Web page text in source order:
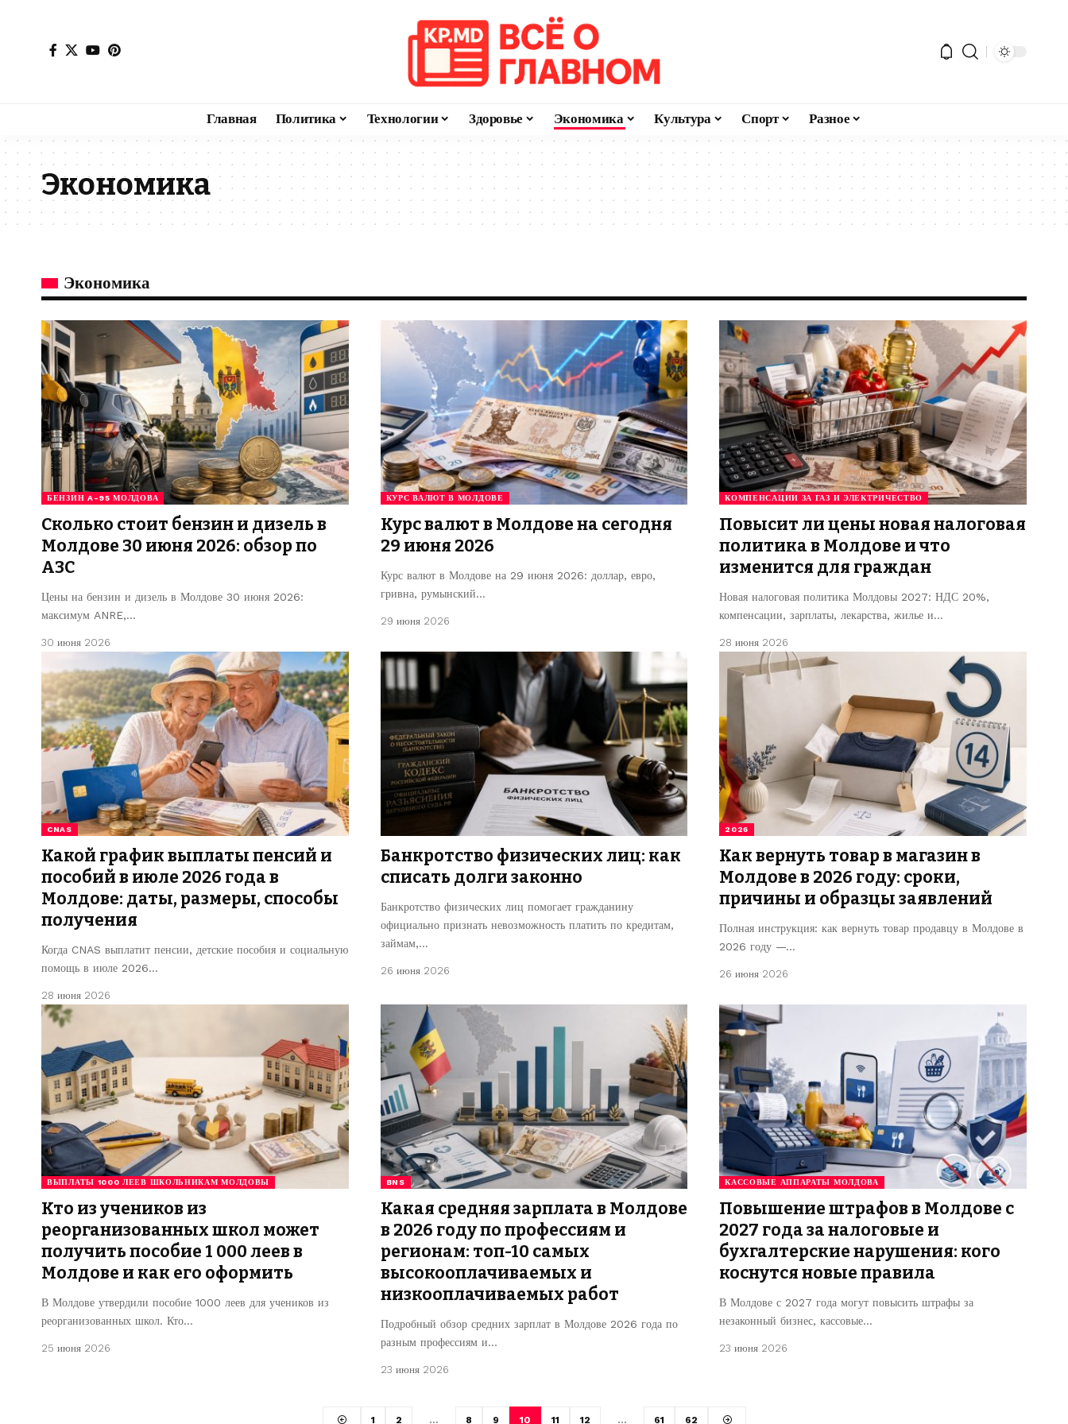
Главная Политика Технологии Здоровье Экономика Культура Спорт Разное
Экономика
Экономика
БЕНЗИН A-95 МОЛДОВА
Сколько стоит бензин и дизель в
Молдове 30 июня 2026: обзор по
АЗС
Цены на бензин и дизель в Молдове 30 июня 2026:
максимум ANRE,…
30 июня 2026
КУРС ВАЛЮТ В МОЛДОВЕ
Курс валют в Молдове на сегодня
29 июня 2026
Курс валют в Молдове на 29 июня 2026: доллар, евро,
гривна, румынский…
29 июня 2026
КОМПЕНСАЦИИ ЗА ГАЗ И ЭЛЕКТРИЧЕСТВО
Повысит ли цены новая налоговая
политика в Молдове и что
изменится для граждан
Новая налоговая политика Молдовы 2027: НДС 20%,
компенсации, зарплаты, лекарства, жилье и…
28 июня 2026
CNAS
Какой график выплаты пенсий и
пособий в июле 2026 года в
Молдове: даты, размеры, способы
получения
Когда CNAS выплатит пенсии, детские пособия и социальную
помощь в июле 2026…
28 июня 2026
Банкротство физических лиц: как
списать долги законно
Банкротство физических лиц помогает гражданину
официально признать невозможность платить по кредитам,
займам,…
26 июня 2026
2026
Как вернуть товар в магазин в
Молдове в 2026 году: сроки,
причины и образцы заявлений
Полная инструкция: как вернуть товар продавцу в Молдове в
2026 году —…
26 июня 2026
ВЫПЛАТЫ 1000 ЛЕЕВ ШКОЛЬНИКАМ МОЛДОВЫ
Кто из учеников из
реорганизованных школ может
получить пособие 1 000 леев в
Молдове и как его оформить
В Молдове утвердили пособие 1000 леев для учеников из
реорганизованных школ. Кто…
25 июня 2026
BNS
Какая средняя зарплата в Молдове
в 2026 году по профессиям и
регионам: топ-10 самых
высокооплачиваемых и
низкооплачиваемых работ
Подробный обзор средних зарплат в Молдове 2026 года по
разным профессиям и…
23 июня 2026
КАССОВЫЕ АППАРАТЫ МОЛДОВА
Повышение штрафов в Молдове с
2027 года за налоговые и
бухгалтерские нарушения: кого
коснутся новые правила
В Молдове с 2027 года могут повысить штрафы за
незаконный бизнес, кассовые…
23 июня 2026
1 2 … 8 9 10 11 12 … 61 62